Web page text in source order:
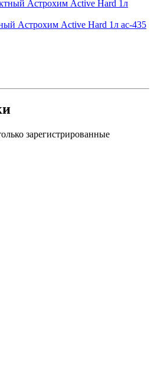
Астрохим Active Hard 1л ас-435
зарегистрированные